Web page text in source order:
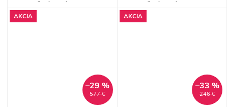
AKCIA
577 €
–29 %
AKCIA
246 €
–33 %